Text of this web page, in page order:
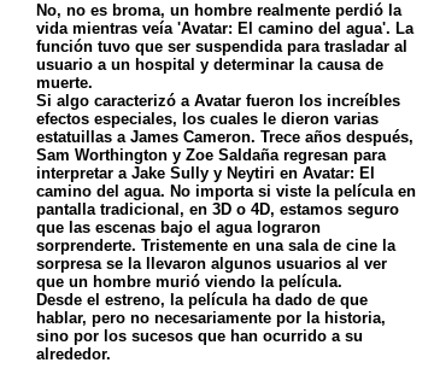
No, no es broma, un hombre realmente perdió la
vida mientras veía 'Avatar: El camino del agua'. La
función tuvo que ser suspendida para trasladar al
usuario a un hospital y determinar la causa de
muerte.
Si algo caracterizó a Avatar fueron los increíbles
efectos especiales, los cuales le dieron varias
estatuillas a James Cameron. Trece años después,
Sam Worthington y Zoe Saldaña regresan para
interpretar a Jake Sully y Neytiri en Avatar: El
camino del agua. No importa si viste la película en
pantalla tradicional, en 3D o 4D, estamos seguro
que las escenas bajo el agua lograron
sorprenderte. Tristemente en una sala de cine la
sorpresa se la llevaron algunos usuarios al ver
que un hombre murió viendo la película.
Desde el estreno, la película ha dado de que
hablar, pero no necesariamente por la historia,
sino por los sucesos que han ocurrido a su
alrededor.